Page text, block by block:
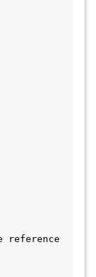
reference